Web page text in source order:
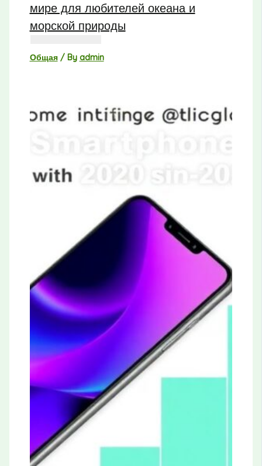
мире для любителей океана и
морской природы
Общая/ By admin